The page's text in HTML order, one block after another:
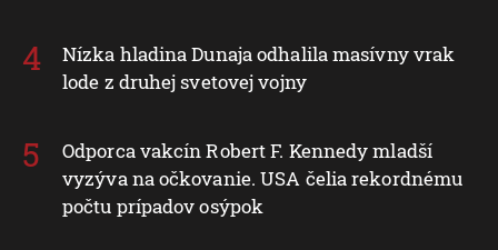
Nízka hladina Dunaja odhalila masívny vrak
lode z druhej svetovej vojny
Odporca vakcín Robert F. Kennedy mladší
vyzýva na očkovanie. USA čelia rekordnému
počtu prípadov osýpok